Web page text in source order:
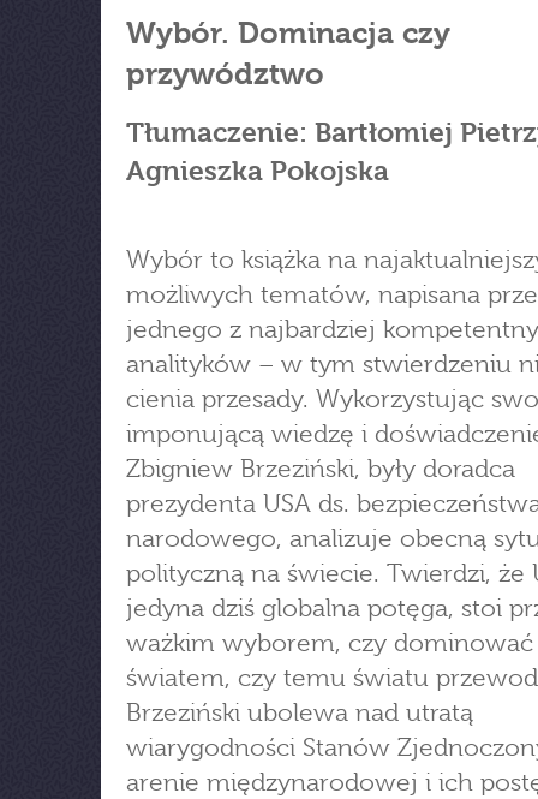
Wybór. Dominacja czy
przywództwo
Tłumaczenie: Bartłomiej
Agnieszka Pokojska
Wybór to książka na
możliwych tematów, napisana
jednego z najbardziej
analityków – w tym stwierdzeniu
cienia przesady. Wykorzystując
imponującą wiedzę i
Zbigniew Brzeziński, były doradca
prezydenta USA ds.
narodowego, analizuje obecną
polityczną na świecie. Twierdzi, że
jedyna dziś globalna potęga, stoi
ważkim wyborem, czy dominować
światem, czy temu światu
Brzeziński ubolewa nad utratą
wiarygodności Stanów
arenie międzynarodowej i ich